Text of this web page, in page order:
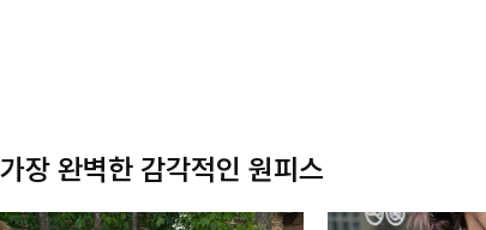
가장 완벽한 감각적인 원피스